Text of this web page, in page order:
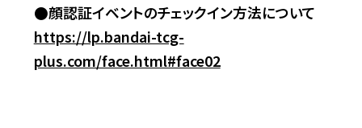
●顔認証イベントのチェックイン方法について
https://lp.bandai-tcg-
plus.com/face.html#face02